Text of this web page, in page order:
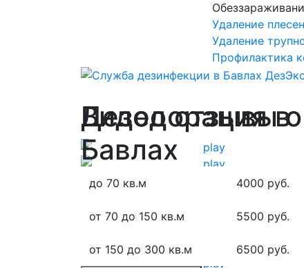
Удаление
Удаление
Профилактика
Дезодорация в
Бавлах
до 70 кв.м 4000 руб.
от 70 до 150 кв.м 5500 руб.
от 150 до 300 кв.м 6500 руб.
Видео отзывы